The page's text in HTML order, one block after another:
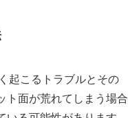
起こるトラブルとその
ト面が荒れてしまう場合